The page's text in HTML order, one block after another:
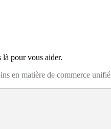
là pour vous aider.
en matière de commerce unifié